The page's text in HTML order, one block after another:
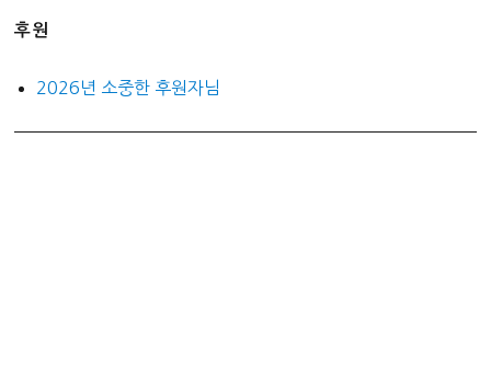
후원
2026년 소중한 후원자님